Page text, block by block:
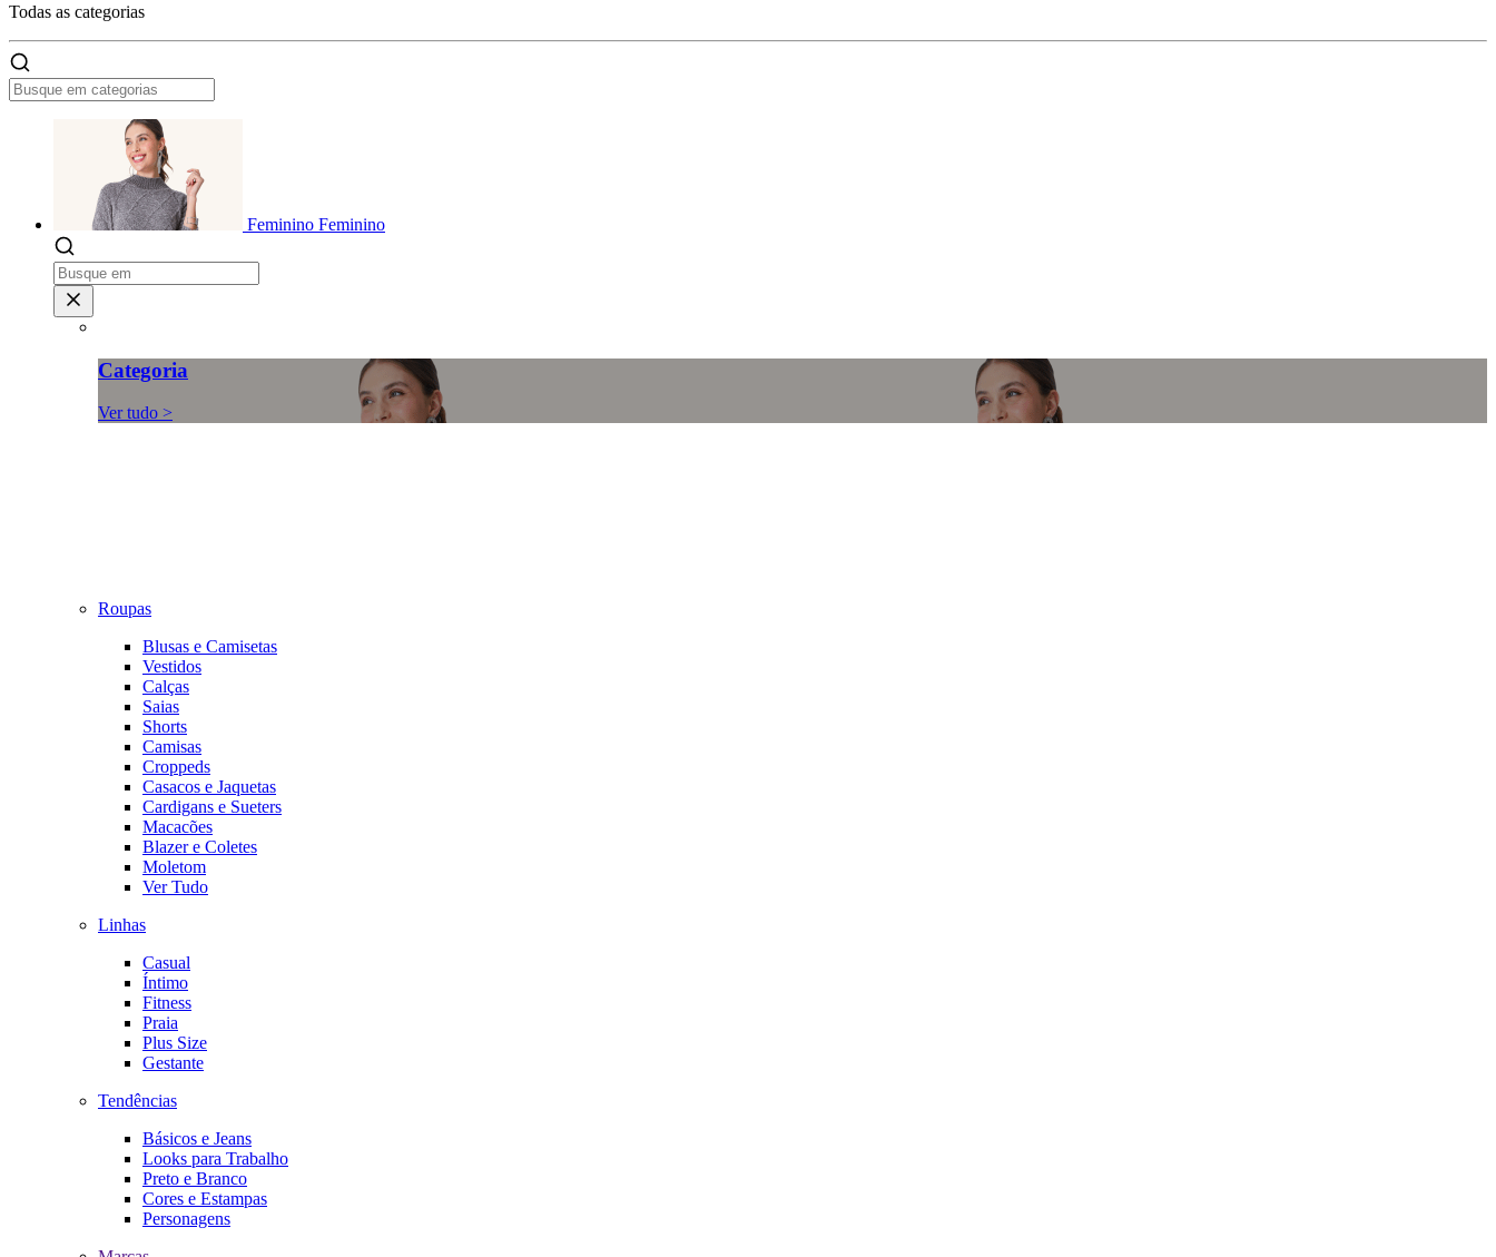
Todas as categorias
Feminino Feminino
Categoria
Ver tudo >
Roupas
Blusas e Camisetas
Vestidos
Calças
Saias
Shorts
Camisas
Croppeds
Casacos e Jaquetas
Cardigans e Sueters
Macacões
Blazer e Coletes
Moletom
Ver Tudo
Linhas
Casual
Íntimo
Fitness
Praia
Plus Size
Gestante
Tendências
Básicos e Jeans
Looks para Trabalho
Preto e Branco
Cores e Estampas
Personagens